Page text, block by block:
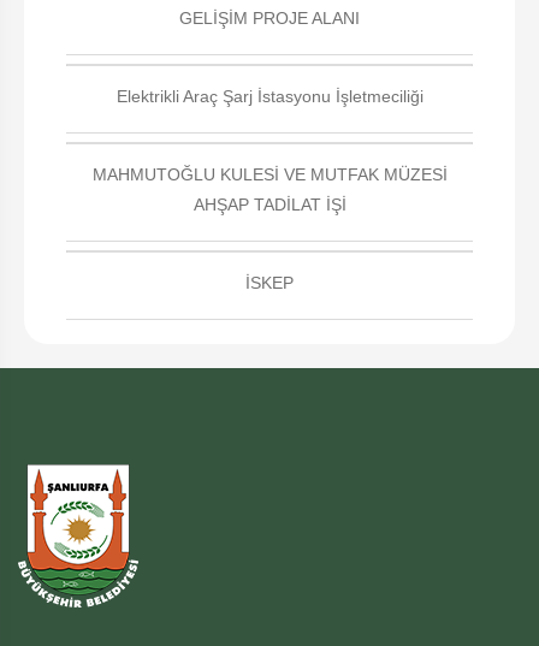
GELİŞİM PROJE ALANI
Elektrikli Araç Şarj İstasyonu İşletmeciliği
MAHMUTOĞLU KULESİ VE MUTFAK MÜZESİ
AHŞAP TADİLAT İŞİ
İSKEP